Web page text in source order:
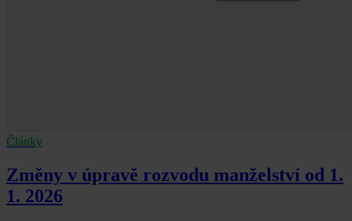
Články
Změny v úpravě rozvodu manželství od 1.
1. 2026